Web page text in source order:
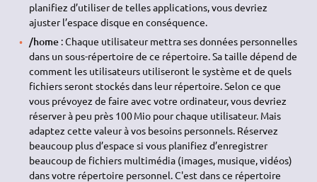
planifiez d’utiliser de telles applications, vous devriez
ajuster l’espace disque en conséquence.
/home: Chaque utilisateur mettra ses données personnelles
dans un sous-répertoire de ce répertoire. Sa taille dépend de
comment les utilisateurs utiliseront le système et de quels
fichiers seront stockés dans leur répertoire. Selon ce que
vous prévoyez de faire avec votre ordinateur, vous devriez
réserver à peu près 100 Mio pour chaque utilisateur. Mais
adaptez cette valeur à vos besoins personnels. Réservez
beaucoup plus d’espace si vous planifiez d’enregistrer
beaucoup de fichiers multimédia (images, musique, vidéos)
dans votre répertoire personnel. C'est dans ce répertoire